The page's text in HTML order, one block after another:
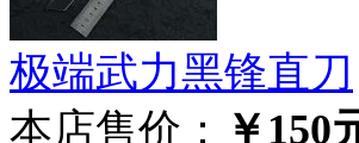
极‮武端‬力黑锋直刀
本店售价： ￥150